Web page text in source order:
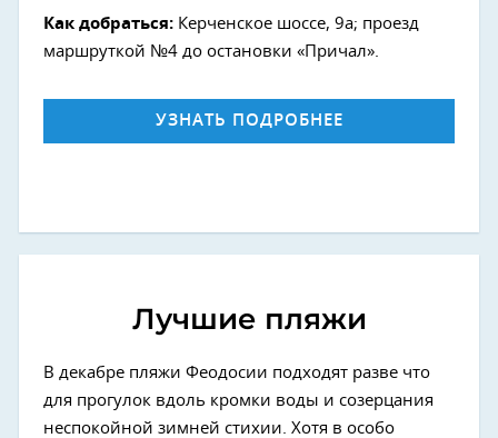
Как добраться: Керченское шоссе, 9а; проезд
маршруткой №4 до остановки «Причал».
УЗНАТЬ ПОДРОБНЕЕ
Лучшие пляжи
В декабре пляжи Феодосии подходят разве что
для прогулок вдоль кромки воды и созерцания
неспокойной зимней стихии. Хотя в особо